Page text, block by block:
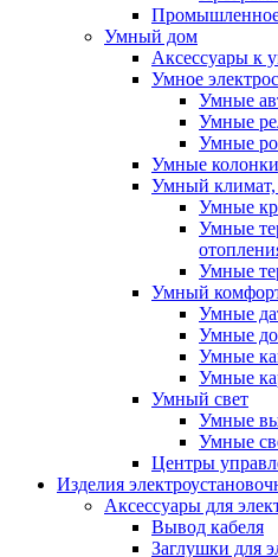
Промышленное
Умный дом
Аксессуары к
Умное
Умные
Умные
Умные
Умные
Умный климат,
Умные
Умные
Умные
Умный
Умные
Умные
Умные
Умные
Умный свет
Умные
Умные
Центры
Изделия
Аксессуары для
Вывод кабеля
Заглушки для